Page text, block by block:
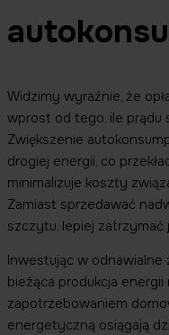
Widzimy wyraźnie, że
wprost od tego, ile prądu
Zwiększenie
drogiej energii, co
minimalizuje koszty
Zamiast sprzedawać
szczytu, lepiej zatrzymać
Inwestując w odnawialne
bieżąca produkcja
zapotrzebowaniem
energetyczną osiągają